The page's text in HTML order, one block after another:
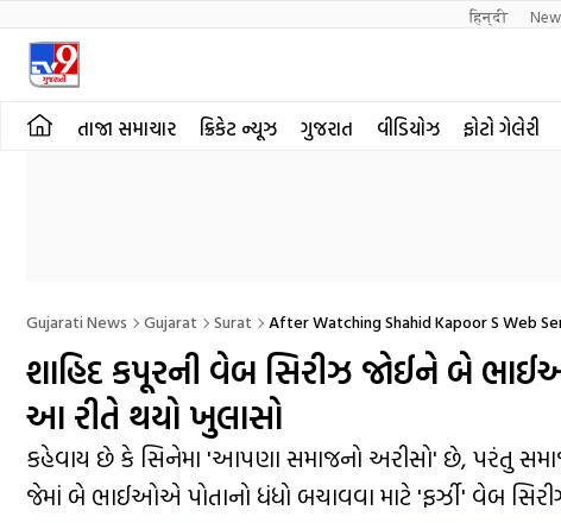
हिन्दी
તાજા સમાચાર ક્રિકેટ ન્યૂઝ ગુજરાત વીડિયોઝ ફોટો ગેલેરી
Gujarati News Gujarat Surat After Watching Shahid Kapoor S Web
શાહિદ કપૂરની વેબ સિરીઝ જોઈને બે
આ રીતે થયો ખુલાસો
કહેવાય છે કે સિનેમા 'આપણા સમાજનો અરીસો' છે, પરંતુ
જેમાં બે ભાઈઓએ પોતાનો ધંધો બચાવવા માટે 'ફર્ઝી' વેબ